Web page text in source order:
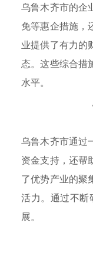
乌鲁木齐市的企
免等惠企措施，
业提供了有力的
态。这些综合措
水平。
乌鲁木齐市通过
资金支持，还帮
了优势产业的聚
活力。通过不
展。